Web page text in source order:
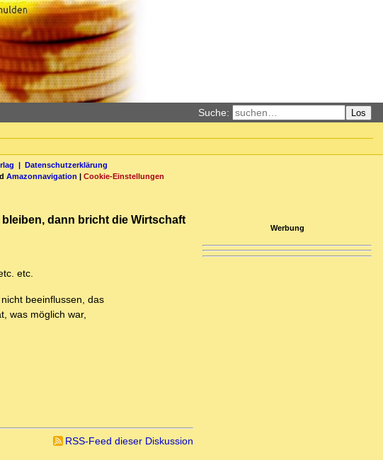
Suche: Los
| Datenschutzerklärung
Amazonnavigation | Cookie-Einstellungen
dann bricht die Wirtschaft
etc.
beeinflussen, das
was möglich war,
RSS-Feed dieser Diskussion
Werbung